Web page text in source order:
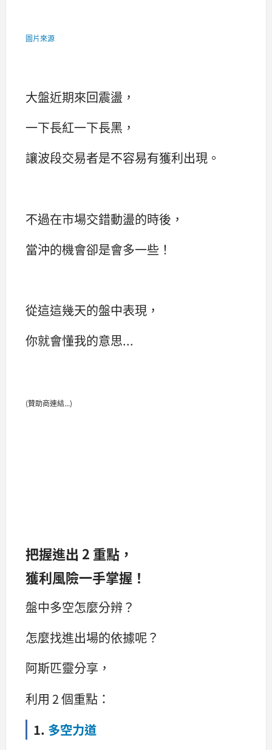
圖片來源
大盤近期來回震盪，
一下長紅一下長黑，
讓波段交易者是不容易有獲利出現。
不過在市場交錯動盪的時後，
當沖的機會卻是會多一些！
從這這幾天的盤中表現，
你就會懂我的意思...
(贊助商連結...)
把握進出 2 重點，
獲利風險一手掌握！
盤中多空怎麼分辨？
怎麼找進出場的依據呢？
阿斯匹靈分享，
利用 2 個重點：
1. 多空力道